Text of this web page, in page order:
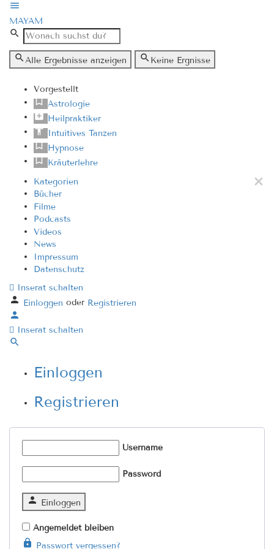
MAYAM
Alle Ergebnisse anzeigen Keine Ergnisse
Vorgestellt
Astrologie
Heilpraktiker
Intuitives Tanzen
Hypnose
Kräuterlehre
Kategorien
Bücher
Filme
Podcasts
Videos
News
Impressum
Datenschutz
Inserat schalten
Einloggen oder Registrieren
Inserat schalten
Einloggen
Registrieren
Username
Password
Einloggen
Angemeldet bleiben
Passwort vergessen?